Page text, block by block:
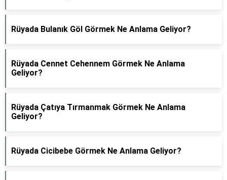
Rüyada Bulanık Göl Görmek Ne Anlama Geliyor?
Rüyada Cennet Cehennem Görmek Ne Anlama
Geliyor?
Rüyada Çatıya Tırmanmak Görmek Ne Anlama
Geliyor?
Rüyada Cicibebe Görmek Ne Anlama Geliyor?